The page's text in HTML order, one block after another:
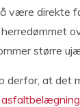
være direkte
større
derfor, at det
asfaltbelægning